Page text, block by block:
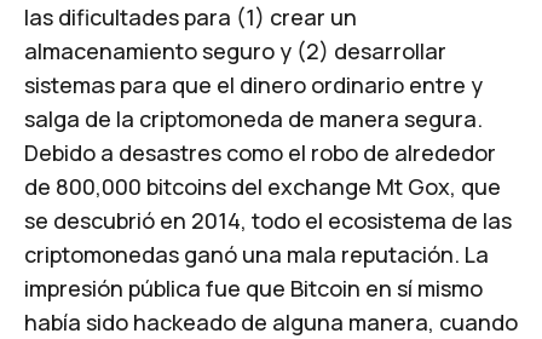
las dificultades para (1) crear un
almacenamiento seguro y (2) desarrollar
sistemas para que el dinero ordinario entre y
salga de la criptomoneda de manera segura.
Debido a desastres como el robo de alrededor
de 800,000 bitcoins del exchange Mt Gox, que
se descubrió en 2014, todo el ecosistema de las
criptomonedas ganó una mala reputación. La
impresión pública fue que Bitcoin en sí mismo
había sido hackeado de alguna manera, cuando